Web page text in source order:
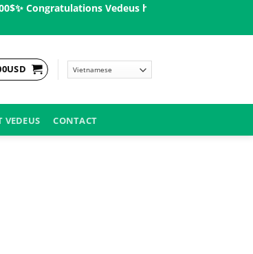
Congratulations Vedeus has been present in more
USD
VEDEUS CONTACT